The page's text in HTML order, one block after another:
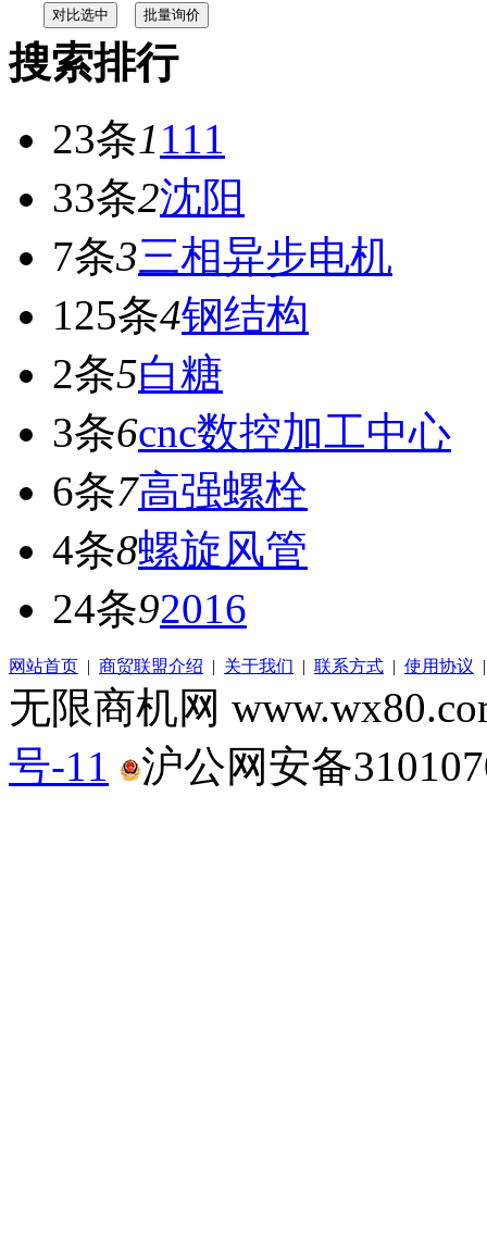
搜索排行
23条1111
33条2沈阳
7条3三相异步电机
125条4钢结构
2条5白糖
3条6cnc数控加工中心
6条7高强螺栓
4条8螺旋风管
24条92016
网站首页 | 商贸联盟介绍 | 关于我们 | 联系方式 | 使用协议
无限商机网
号-11
沪公网安备